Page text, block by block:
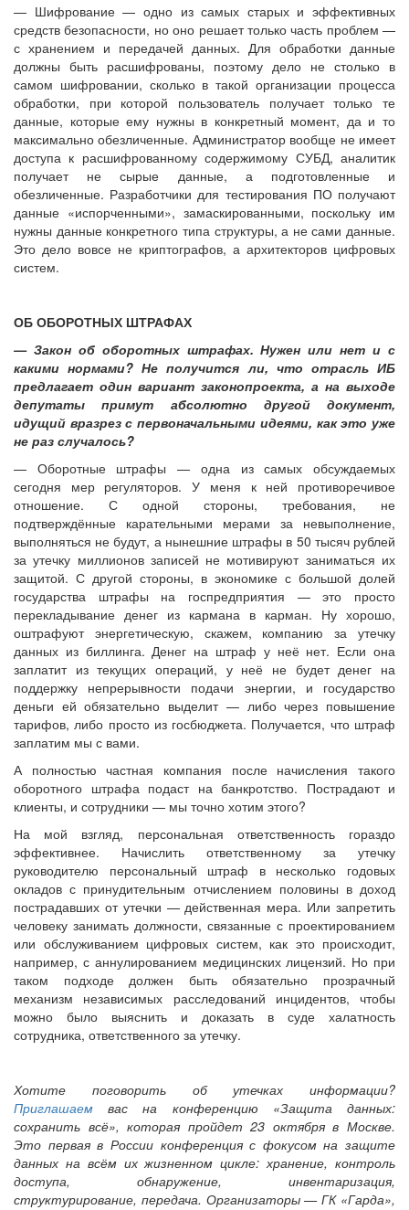
— Шифрование — одно из самых старых и эффективных
средств безопасности, но оно решает только часть проблем —
с хранением и передачей данных. Для обработки данные
должны быть расшифрованы, поэтому дело не столько в
самом шифровании, сколько в такой организации процесса
обработки, при которой пользователь получает только те
данные, которые ему нужны в конкретный момент, да и то
максимально обезличенные. Администратор вообще не имеет
доступа к расшифрованному содержимому СУБД, аналитик
получает не сырые данные, а подготовленные и
обезличенные. Разработчики для тестирования ПО получают
данные «испорченными», замаскированными, поскольку им
нужны данные конкретного типа структуры, а не сами данные.
Это дело вовсе не криптографов, а архитекторов цифровых
систем.
ОБ ОБОРОТНЫХ ШТРАФАХ
— Закон об оборотных штрафах. Нужен или нет и с
какими нормами? Не получится ли, что отрасль ИБ
предлагает один вариант законопроекта, а на выходе
депутаты примут абсолютно другой документ,
идущий вразрез с первоначальными идеями, как это уже
не раз случалось?
— Оборотные штрафы — одна из самых обсуждаемых
сегодня мер регуляторов. У меня к ней противоречивое
отношение. С одной стороны, требования, не
подтверждённые карательными мерами за невыполнение,
выполняться не будут, а нынешние штрафы в 50 тысяч рублей
за утечку миллионов записей не мотивируют заниматься их
защитой. С другой стороны, в экономике с большой долей
государства штрафы на госпредприятия — это просто
перекладывание денег из кармана в карман. Ну хорошо,
оштрафуют энергетическую, скажем, компанию за утечку
данных из биллинга. Денег на штраф у неё нет. Если она
заплатит из текущих операций, у неё не будет денег на
поддержку непрерывности подачи энергии, и государство
деньги ей обязательно выделит — либо через повышение
тарифов, либо просто из госбюджета. Получается, что штраф
заплатим мы с вами.
А полностью частная компания после начисления такого
оборотного штрафа подаст на банкротство. Пострадают и
клиенты, и сотрудники — мы точно хотим этого?
На мой взгляд, персональная ответственность гораздо
эффективнее. Начислить ответственному за утечку
руководителю персональный штраф в несколько годовых
окладов с принудительным отчислением половины в доход
пострадавших от утечки — действенная мера. Или запретить
человеку занимать должности, связанные с проектированием
или обслуживанием цифровых систем, как это происходит,
например, с аннулированием медицинских лицензий. Но при
таком подходе должен быть обязательно прозрачный
механизм независимых расследований инцидентов, чтобы
можно было выяснить и доказать в суде халатность
сотрудника, ответственного за утечку.
Хотите поговорить об утечках информации?
Приглашаем вас на конференцию «Защита данных:
сохранить всё», которая пройдет 23 октября в Москве.
Это первая в России конференция с фокусом на защите
данных на всём их жизненном цикле: хранение, контроль
доступа, обнаружение, инвентаризация,
структурирование, передача. Организаторы — ГК «Гарда»,